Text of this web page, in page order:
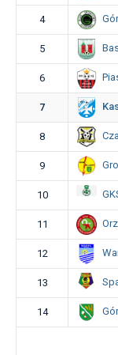
4
5
6
7
8
9
10
11
12
13
14